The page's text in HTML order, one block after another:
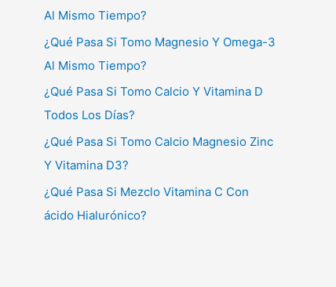
Al Mismo Tiempo?
¿Qué Pasa Si Tomo Magnesio Y Omega-3
Al Mismo Tiempo?
¿Qué Pasa Si Tomo Calcio Y Vitamina D
Todos Los Días?
¿Qué Pasa Si Tomo Calcio Magnesio Zinc
Y Vitamina D3?
¿Qué Pasa Si Mezclo Vitamina C Con
ácido Hialurónico?